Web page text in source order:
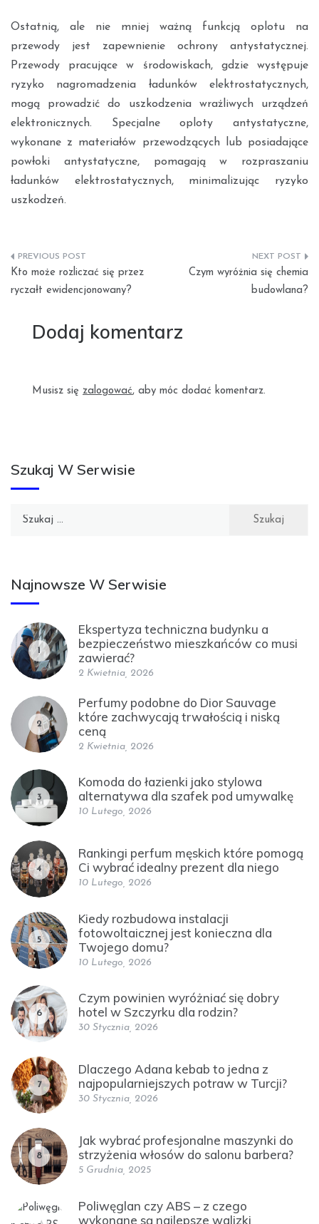
Ostatnią, ale nie mniej ważną funkcją oplotu na
przewody jest zapewnienie ochrony antystatycznej.
Przewody pracujące w środowiskach, gdzie występuje
ryzyko nagromadzenia ładunków elektrostatycznych,
mogą prowadzić do uszkodzenia wrażliwych urządzeń
elektronicznych. Specjalne oploty antystatyczne,
wykonane z materiałów przewodzących lub posiadające
powłoki antystatyczne, pomagają w rozpraszaniu
ładunków elektrostatycznych, minimalizując ryzyko
uszkodzeń.
Nawigacja
wpisu
Kto może rozliczać się przez
ryczałt ewidencjonowany?
Czym wyróżnia się chemia
budowlana?
Dodaj komentarz
Musisz się zalogować, aby móc dodać komentarz.
Szukaj W Serwisie
Szukaj:
Najnowsze W Serwisie
1
Ekspertyza techniczna budynku a
bezpieczeństwo mieszkańców co musi
zawierać?
2 Kwietnia, 2026
2
Perfumy podobne do Dior Sauvage
które zachwycają trwałością i niską
ceną
2 Kwietnia, 2026
3
Komoda do łazienki jako stylowa
alternatywa dla szafek pod umywalkę
10 Lutego, 2026
4
Rankingi perfum męskich które pomogą
Ci wybrać idealny prezent dla niego
10 Lutego, 2026
5
Kiedy rozbudowa instalacji
fotowoltaicznej jest konieczna dla
Twojego domu?
10 Lutego, 2026
6
Czym powinien wyróżniać się dobry
hotel w Szczyrku dla rodzin?
30 Stycznia, 2026
7
Dlaczego Adana kebab to jedna z
najpopularniejszych potraw w Turcji?
30 Stycznia, 2026
8
Jak wybrać profesjonalne maszynki do
strzyżenia włosów do salonu barbera?
5 Grudnia, 2025
Poliwęglan czy ABS – z czego
wykonane są najlepsze walizki